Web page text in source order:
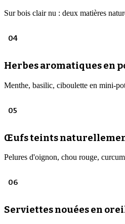
Sur bois clair nu : deux matières
04
Herbes aromatiques en
Menthe, basilic, ciboulette en mini-
05
Œufs teints
Pelures d'oignon, chou rouge,
06
Serviettes nouées en